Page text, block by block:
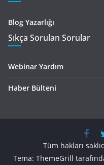
Blog Yazarlığı
Sıkça Sorulan Sorular
Webinar Yardım
Haber Bülteni
Tüm hakları
Tema: ThemeGrill